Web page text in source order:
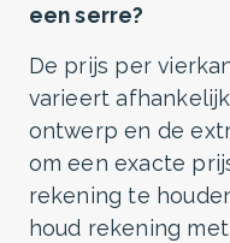
een serre?
De prijs per
varieert
ontwerp en de
om een exacte
rekening te
houd rekening